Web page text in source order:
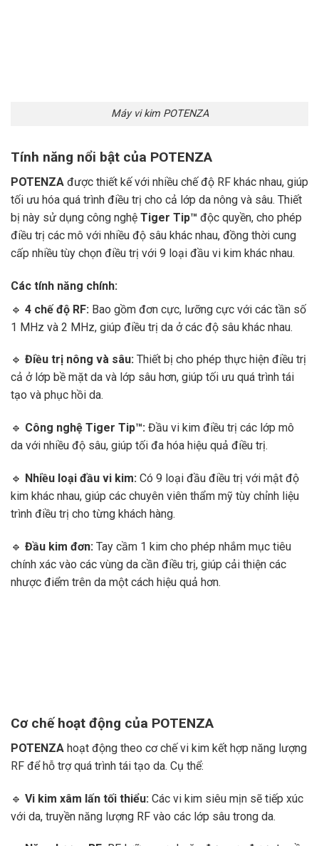
Máy vi kim POTENZA
Tính năng nổi bật của POTENZA
POTENZA được thiết kế với nhiều chế độ RF khác nhau, giúp
tối ưu hóa quá trình điều trị cho cả lớp da nông và sâu. Thiết
bị này sử dụng công nghệ Tiger Tip™ độc quyền, cho phép
điều trị các mô với nhiều độ sâu khác nhau, đồng thời cung
cấp nhiều tùy chọn điều trị với 9 loại đầu vi kim khác nhau.
Các tính năng chính:
🔹 4 chế độ RF: Bao gồm đơn cực, lưỡng cực với các tần số
1 MHz và 2 MHz, giúp điều trị da ở các độ sâu khác nhau.
🔹 Điều trị nông và sâu: Thiết bị cho phép thực hiện điều trị
cả ở lớp bề mặt da và lớp sâu hơn, giúp tối ưu quá trình tái
tạo và phục hồi da.
🔹 Công nghệ Tiger Tip™: Đầu vi kim điều trị các lớp mô
da với nhiều độ sâu, giúp tối đa hóa hiệu quả điều trị.
🔹 Nhiều loại đầu vi kim: Có 9 loại đầu điều trị với mật độ
kim khác nhau, giúp các chuyên viên thẩm mỹ tùy chỉnh liệu
trình điều trị cho từng khách hàng.
🔹 Đầu kim đơn: Tay cầm 1 kim cho phép nhắm mục tiêu
chính xác vào các vùng da cần điều trị, giúp cải thiện các
nhược điểm trên da một cách hiệu quả hơn.
Cơ chế hoạt động của POTENZA
POTENZA hoạt động theo cơ chế vi kim kết hợp năng lượng
RF để hỗ trợ quá trình tái tạo da. Cụ thể:
🔹 Vi kim xâm lấn tối thiểu: Các vi kim siêu mịn sẽ tiếp xúc
với da, truyền năng lượng RF vào các lớp sâu trong da.